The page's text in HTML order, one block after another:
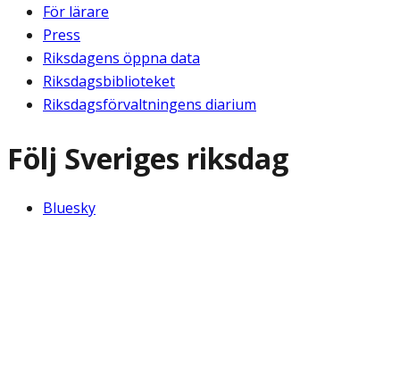
För lärare
Press
Riksdagens öppna data
Riksdagsbiblioteket
Riksdagsförvaltningens diarium
Följ Sveriges riksdag
Bluesky